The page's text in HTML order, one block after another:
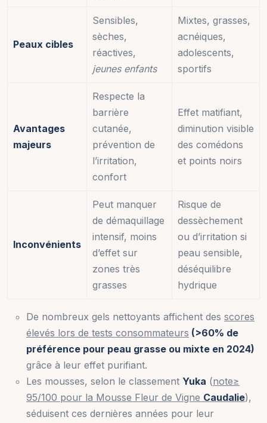
Peaux cibles
Sensibles,
sèches,
réactives,
jeunes enfants
Mixtes, grasses,
acnéiques,
adolescents,
sportifs
Avantages
majeurs
Respecte la
barrière
cutanée,
prévention de
l’irritation,
confort
Effet matifiant,
diminution visible
des comédons
et points noirs
Inconvénients
Peut manquer
de démaquillage
intensif, moins
d’effet sur
zones très
grasses
Risque de
dessèchement
ou d’irritation si
peau sensible,
déséquilibre
hydrique
De nombreux gels nettoyants affichent des scores
élevés lors de tests consommateurs (>60% de
préférence pour peau grasse ou mixte en 2024)
grâce à leur effet purifiant.
Les mousses, selon le classement Yuka (note≥
95/100 pour la Mousse Fleur de Vigne Caudalie),
séduisent ces dernières années pour leur